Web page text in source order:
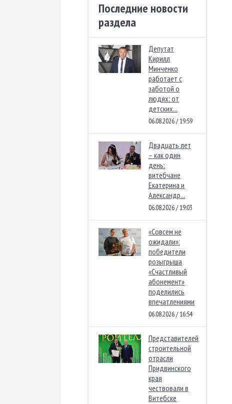
Последние новости
раздела
Депутат
Кирилл
Минченко
работает с
заботой о
людях: от
детских...
06.08.2026 / 19:59
Двадцать лет
– как один
день:
витебчане
Екатерина и
Александр...
06.08.2026 / 19:03
«Совсем не
ожидали»:
победители
розыгрыша
«Счастливый
абонемент»
поделились
впечатлениями
06.08.2026 / 16:54
Представителей
строительной
отрасли
Придвинского
края
чествовали в
Витебске